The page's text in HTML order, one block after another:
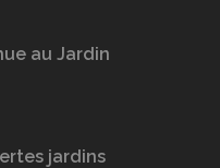
au Jardin
jardins